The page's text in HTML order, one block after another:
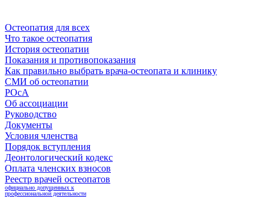
Остеопатия для всех
Что такое остеопатия
История остеопатии
Показания и противопоказания
Как правильно выбрать врача-остеопата и клинику
СМИ об остеопатии
РОсА
Об ассоциации
Руководство
Документы
Условия членства
Порядок вступления
Деонтологический кодекс
Оплата членских взносов
Реестр врачей остеопатов
официально допущенных к
профессиональной деятельности